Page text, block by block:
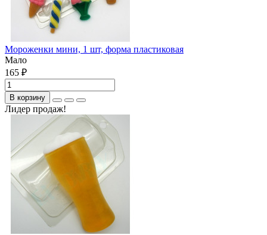
Мороженки мини, 1 шт, форма пластиковая
Мало
165 ₽
В корзину
Лидер продаж!